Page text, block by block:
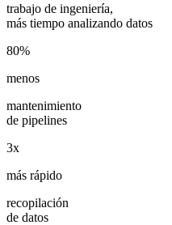
trabajo de ingeniería,
más tiempo analizando datos
80%
menos
mantenimiento
de pipelines
3x
más rápido
recopilación
de datos